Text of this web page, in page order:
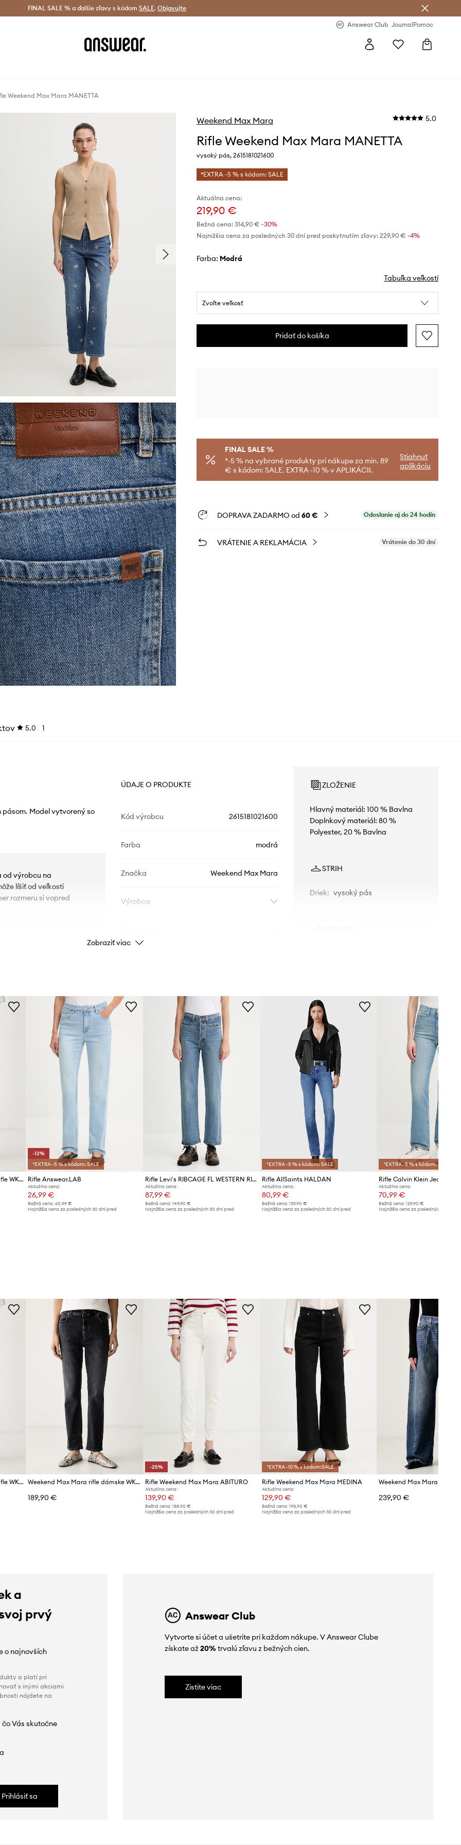
doprava od 60 € > Doručenie aj do 24 h >
FINAL SALE % a ďalšie zľavy s kódom SALE. Objavujte
Answear Club JournalPomoc
Weekend Max Mara MANETTA
Weekend Max Mara 5.0
Rifle Weekend Max Mara MANETTA
vysoký pás, 2615181021600
*EXTRA -5 % s kódom: SALE
Aktuálna cena:
219,90 €
Bežná cena: 314,90 € -30%
Najnižšia cena za posledných 30 dní pred poskytnutím zľavy: 229,90 € -4%
Farba: modrá
Tabuľka veľkostí
Zvoľte veľkosť
Pridať do košíka
FINAL SALE %
*-5 % na vybrané produkty pri nákupe za min. 89
€ s kódom: SALE. EXTRA -10 % v APLIKÁCII.
Stiahnuť
aplikáciu
DOPRAVA ZADARMO od 60 € Odoslanie aj do 24 hodín
VRÁTENIE A REKLAMÁCIA Vrátenie do 30 dní
5.0 1
Model vytvorený so
od výrobcu na
líšiť od veľkosti
rozmeru si vopred
ÚDAJE O PRODUKTE
Kód výrobcu 2615181021600
Farba modrá
Značka Weekend Max Mara
Výrobca
ZLOŽENIE
Hlavný materiál: 100 % Bavlna
Doplnkový materiál: 80 %
Polyester, 20 % Bavlna
STRIH
Driek: vysoký pás
Odporúčame zvoliť veľkosť, ktorú
bežne nosíte.
Veľkosti uvedené v obchode boli
prepočítané na štandardnú európsku
tabuľku veľkostí. Na etikete
dodaného produktu sa nachádza
pôvodné označenie výrobcu.
Tabuľka veľkostí
Zobraziť viac
Weekend Max Mara dámske rifle WKDLANA
-12%
*EXTRA -5 % s kódom: SALE
Rifle Answear.LAB
Aktuálna cena:
26,99 €
Bežná cena: 60,99 €
Najnižšia cena za posledných 30 dní pred
Rifle Levi's RIBCAGE FL WESTERN RIBCAGE FL WESTERN
Aktuálna cena:
87,99 €
Bežná cena: 149,90 €
Najnižšia cena za posledných 30 dní pred
*EXTRA -5 % s kódom: SALE
Rifle AllSaints HALDAN
Aktuálna cena:
80,99 €
Bežná cena:139,90 €
Najnižšia cena za posledných 30 dní pred
*EXTRA -5 % s kódom: SALE
Rifle Calvin Klein Jeans
Aktuálna cena:
70,99 €
Bežná cena: 129,90 €
Najnižšia cena za posledných 30 dní
Weekend Max Mara dámske rifle WKDLANA Weekend Max Mara rifle dámske WKDLANA
189,90 €
-25%
Rifle Weekend Max Mara ABITURO
Aktuálna cena:
139,90 €
Bežná cena: 188,90 €
Najnižšia cena za posledných 30 dní pred
*EXTRA -10 % s kódom:SALE
Rifle Weekend Max Mara MEDINA
Aktuálna cena:
129,90 €
Bežná cena:198,90 €
Najnižšia cena za posledných 30 dní pred
239,90 €
a
prvý
o najnovších
a platí pri
s inými akciami
nájdete na
Vás skutočne
Prihlásiť sa
Answear Club
Vytvorte si účet a ušetrite pri každom nákupe. V Answear Clube
získate až20%trvalú zľavu z bežných cien.
Zistite viac